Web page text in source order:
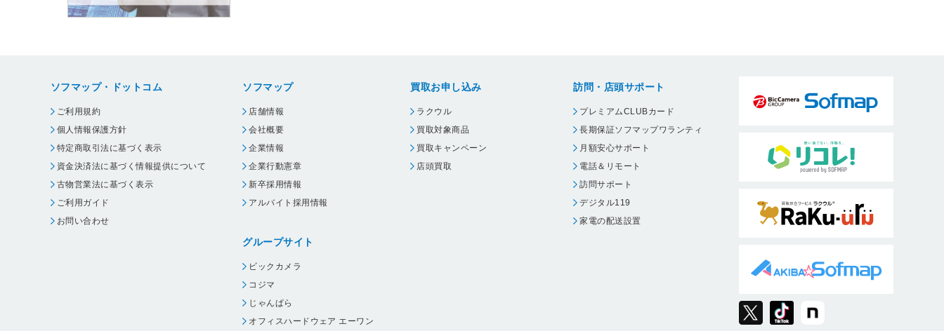
ソフマップ・ドットコム
ご利用規約
個人情報保護方針
特定商取引法に基づく表示
資金決済法に基づく情報提供について
古物営業法に基づく表示
ご利用ガイド
お問い合わせ
ソフマップ
店舗情報
会社概要
企業情報
企業行動憲章
新卒採用情報
アルバイト採用情報
グループサイト
ビックカメラ
コジマ
じゃんぱら
オフィスハードウェア エーワン
買取お申し込み
ラクウル
買取対象商品
買取キャンペーン
店頭買取
訪問・店頭サポート
プレミアムCLUBカード
長期保証ソフマップワランティ
月額安心サポート
電話＆リモート
訪問サポート
デジタル119
家電の配送設置